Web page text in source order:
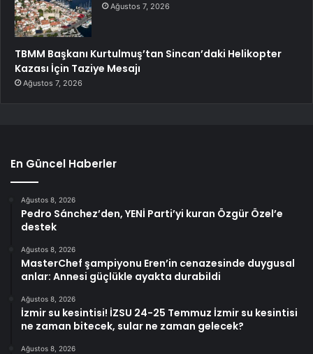
Ağustos 7, 2026
TBMM Başkanı Kurtulmuş’tan Sincan’daki Helikopter
Kazası İçin Taziye Mesajı
Ağustos 7, 2026
En Güncel Haberler
Ağustos 8, 2026
Pedro Sánchez’den, YENİ Parti’yi kuran Özgür Özel’e
destek
Ağustos 8, 2026
MasterChef şampiyonu Eren’in cenazesinde duygusal
anlar: Annesi güçlükle ayakta durabildi
Ağustos 8, 2026
İzmir su kesintisi! İZSU 24-25 Temmuz İzmir su kesintisi
ne zaman bitecek, sular ne zaman gelecek?
Ağustos 8, 2026